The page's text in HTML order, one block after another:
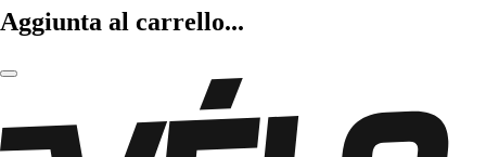
Aggiunta al carrello...